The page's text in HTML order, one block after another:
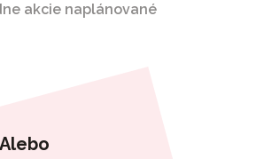
akcie naplánované
Alebo